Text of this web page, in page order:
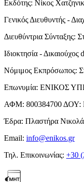
Εκδότης: Νίκος
Γενικός Διευθυντής -
Διευθύντρια Σύνταξης:
Ιδιοκτησία - Δικαιούχος
Νόμιμος Εκπρόσωπος:
Επωνυμία: ΕΝΙΚΟΣ
ΑΦΜ: 800384700ΔΟΥ:
Έδρα: Πλαστήρα
Email: info@enikos.gr
Τηλ. Επικοινωνίας: +30